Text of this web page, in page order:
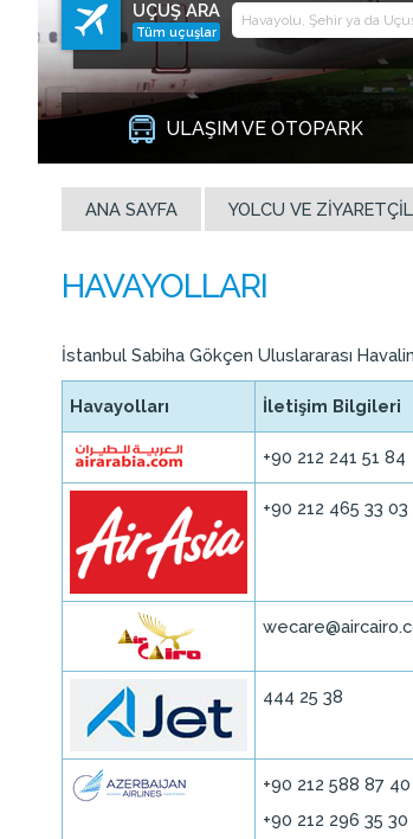
UÇUŞ ARA
Tüm uçuşlar
ULAŞIM VE OTOPARK
ANA SAYFA YOLCU VE
İstanbul Sabiha Gökçen Uluslararası
Havayolları İletişim Bilgileri
+90 212 241 51 84
+90 212 465 33 03
444 25 38
+90 212 588 87 40
+90 212 296 35 30